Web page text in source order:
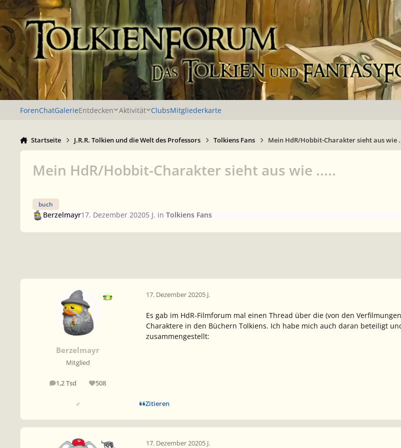
Zu Inhalt springen
ForenChatGalerieEntdecken Aktivität ClubsMitgliederkarte
Startseite J.R.R. Tolkien und die Welt des Professors Tolkiens Fans Mein HdR/Hobbit-Charakter sieht aus wie
Mein HdR/Hobbit-Charakter sieht aus wie .....
buch
Berzelmayr17. Dezember 20205 J. in Tolkiens Fans
Berzelmayr
Mitglied
1,2 Tsd
Beiträge 508
Reputation
♂
17. Dezember 20205 J.
Es gab im HdR-Filmforum mal einen Thread über die (von den
Charaktere in den Büchern Tolkiens. Ich habe mich auch daran beteiligt
zusammengestellt:
Zitieren
17. Dezember 20205 J.